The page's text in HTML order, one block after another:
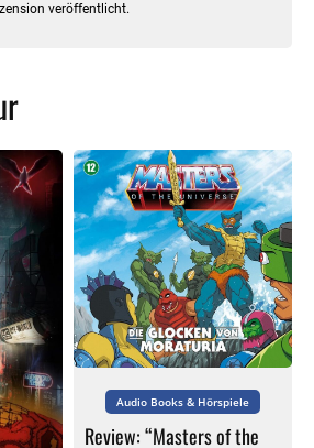
veröffentlicht.
Audio Books & Hörspiele
Review: “Masters of the